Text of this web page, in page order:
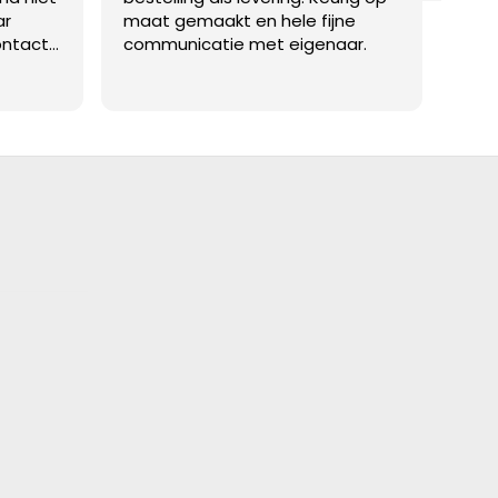
te
maat gemaakt en hele fijne
communicatie met eigenaar.